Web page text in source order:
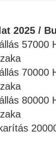
2025 /
57000
70000
80000